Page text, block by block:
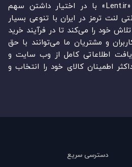
لنت ترمز در ایران است. «Lent.ir» با در اختیار داشتن سهم
لنت ترمز در ایران با تنوعی بسیار
تلاش خود را می‌‏‏کند تا در فرآیند خرید
و مشتریان ما می‏‏‌توانند با حق
اطلاعاتی کامل از وب سایت و
اطمینان کالای خود را انتخاب و
دسترسی سریع